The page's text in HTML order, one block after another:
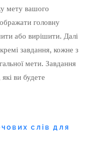
мету вашого
головну
або вирішити. Далі
завдання, кожне з
мети. Завдання
ви будете
слів для